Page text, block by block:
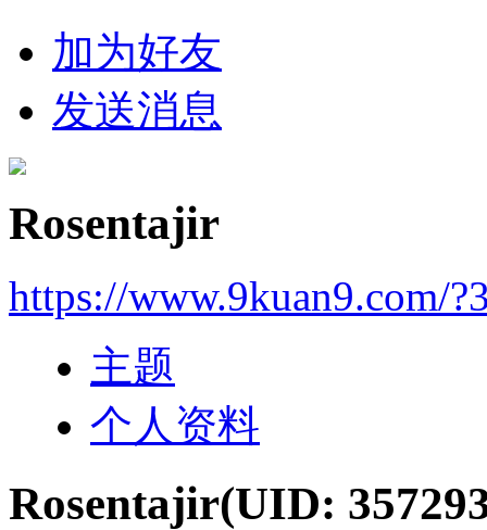
加为好友
发送消息
Rosentajir
https://www.9kuan9.com/
主题
个人资料
Rosentajir(UID: